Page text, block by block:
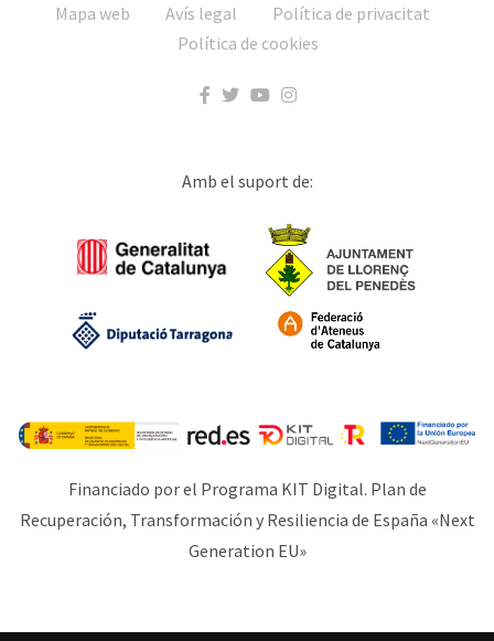
Mapa web
Avís legal
Política de privacitat
Política de cookies
Amb el suport de:
Financiado por el Programa KIT Digital. Plan de
Recuperación, Transformación y Resiliencia de España «Next
Generation EU»